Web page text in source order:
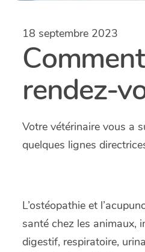
18 septembre 2023
rendez-
Votre vétérinaire vous a
quelques lignes
L’ostéopathie et
santé chez les animaux,
digestif, respiratoire,